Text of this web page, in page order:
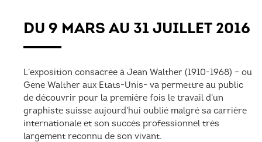
DU 9 MARS AU 31 JUILLET 2016
L’exposition consacrée à Jean Walther (1910-1968) – ou
Gene Walther aux Etats-Unis- va permettre au public
de découvrir pour la première fois le travail d’un
graphiste suisse aujourd’hui oublié malgré sa carrière
internationale et son succès professionnel très
largement reconnu de son vivant.